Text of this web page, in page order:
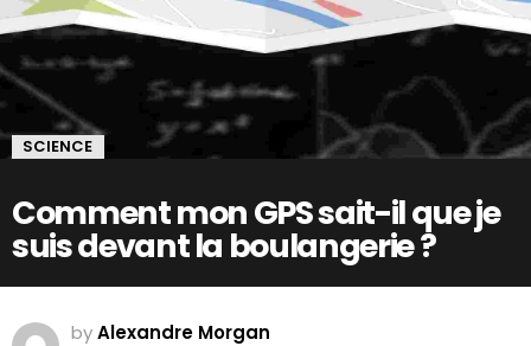
SCIENCE
Comment mon GPS sait-il que je
suis devant la boulangerie ?
byAlexandre Morgan